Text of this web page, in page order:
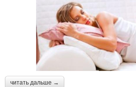
читать дальше →